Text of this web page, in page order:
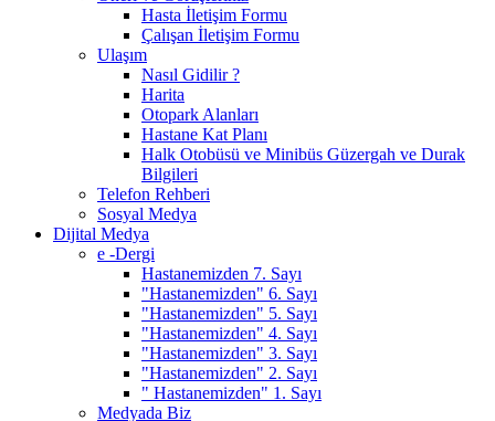
Hasta İletişim Formu
Çalışan İletişim Formu
Ulaşım
Nasıl Gidilir ?
Harita
Otopark Alanları
Hastane Kat Planı
Halk Otobüsü ve Minibüs Güzergah ve Durak
Bilgileri
Telefon Rehberi
Sosyal Medya
Dijital Medya
e -Dergi
Hastanemizden 7. Sayı
"Hastanemizden" 6. Sayı
"Hastanemizden" 5. Sayı
"Hastanemizden" 4. Sayı
"Hastanemizden" 3. Sayı
"Hastanemizden" 2. Sayı
" Hastanemizden" 1. Sayı
Medyada Biz